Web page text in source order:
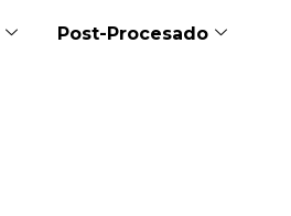
Post-Procesado